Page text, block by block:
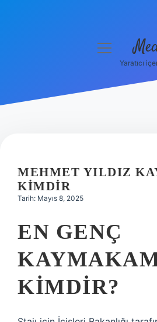
Hakkımızda
menüyü
Yaratıcı
MEHMET YILDIZ
KIMDIR
Tarih: Mayıs 8, 2025
EN GENÇ
KIMDIR?